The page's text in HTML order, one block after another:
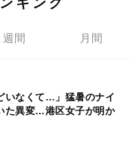
週間 月間
いなくて…」猛暑のナイ
た異変…港区女子が明か